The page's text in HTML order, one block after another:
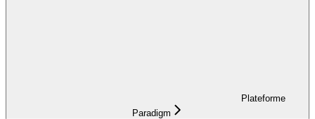
Plateforme
Paradigm